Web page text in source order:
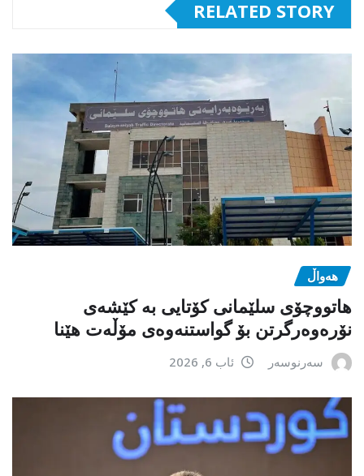
RELATED STORY
هەواڵ
هاتووچۆی سلێمانی کۆتایی بە کێشەی
نۆرەوەرگرتن بۆ گواستنەوەی مۆڵەت هێنا
سەرنوسەر ئاب 6, 2026